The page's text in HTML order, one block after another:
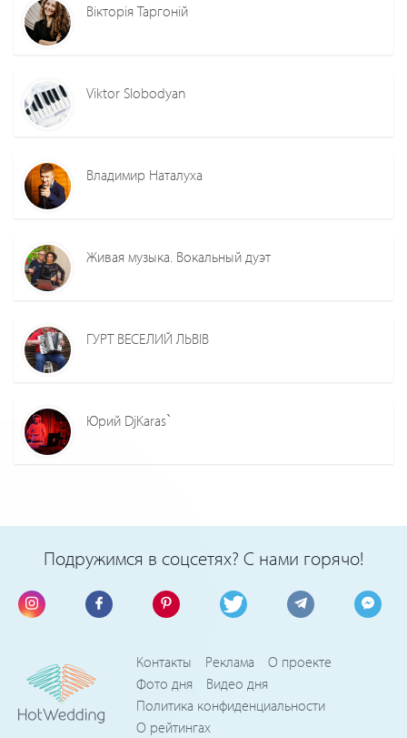
Вікторія Таргоній
Viktor Slobodyan
Владимир Наталуха
Живая музыка. Вокальный дуэт
ГУРТ ВЕСЕЛИЙ ЛЬВІВ
Юрий DjKaras`
Подружимся в соцсетях? С нами горячо!
Контакты Реклама
О проекте
Фото дня
Видео дня
Политика конфиденциальности
О рейтингах